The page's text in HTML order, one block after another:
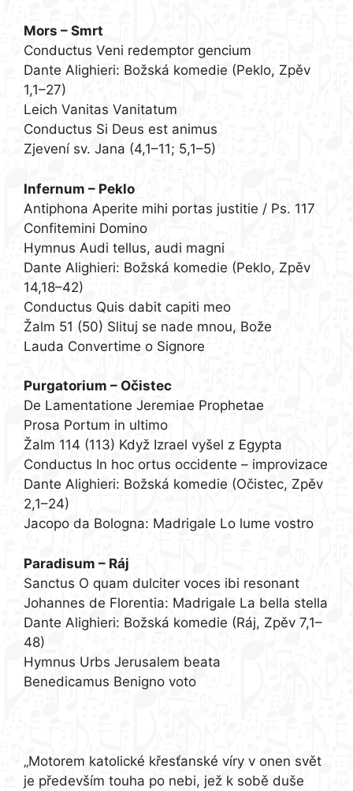
Mors – Smrt
Conductus Veni redemptor gencium
Dante Alighieri: Božská komedie (Peklo, Zpěv
1,1–27)
Leich Vanitas Vanitatum
Conductus Si Deus est animus
Zjevení sv. Jana (4,1–11; 5,1–5)
Infernum – Peklo
Antiphona Aperite mihi portas justitie / Ps. 117
Confitemini Domino
Hymnus Audi tellus, audi magni
Dante Alighieri: Božská komedie (Peklo, Zpěv
14,18–42)
Conductus Quis dabit capiti meo
Žalm 51 (50) Slituj se nade mnou, Bože
Lauda Convertime o Signore
Purgatorium – Očistec
De Lamentatione Jeremiae Prophetae
Prosa Portum in ultimo
Žalm 114 (113) Když Izrael vyšel z Egypta
Conductus In hoc ortus occidente – improvizace
Dante Alighieri: Božská komedie (Očistec, Zpěv
2,1–24)
Jacopo da Bologna: Madrigale Lo lume vostro
Paradisum – Ráj
Sanctus O quam dulciter voces ibi resonant
Johannes de Florentia: Madrigale La bella stella
Dante Alighieri: Božská komedie (Ráj, Zpěv 7,1–
48)
Hymnus Urbs Jerusalem beata
Benedicamus Benigno voto
„Motorem katolické křesťanské víry v onen svět
je především touha po nebi, jež k sobě duše